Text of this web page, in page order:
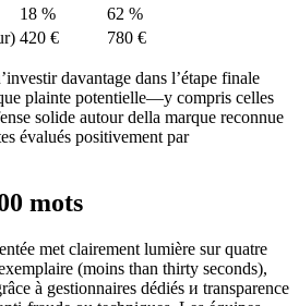
18 %
62 %
420 € 780 €
davantage dans l’étape finale
plainte potentielle—y compris celles
solide autour della marque reconnue
évalués positivement par
mots
met clairement lumière sur quatre
(moins than thirty seconds),
à gestionnaires dédiés и transparence